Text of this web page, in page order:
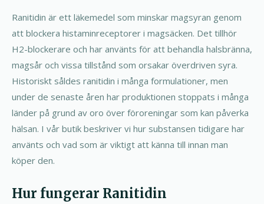
Ranitidin är ett läkemedel som minskar magsyran genom
att blockera histaminreceptorer i magsäcken. Det tillhör
H2-blockerare och har använts för att behandla halsbränna,
magsår och vissa tillstånd som orsakar överdriven syra.
Historiskt såldes ranitidin i många formulationer, men
under de senaste åren har produktionen stoppats i många
länder på grund av oro över föroreningar som kan påverka
hälsan. I vår butik beskriver vi hur substansen tidigare har
använts och vad som är viktigt att känna till innan man
köper den.
Hur fungerar Ranitidin